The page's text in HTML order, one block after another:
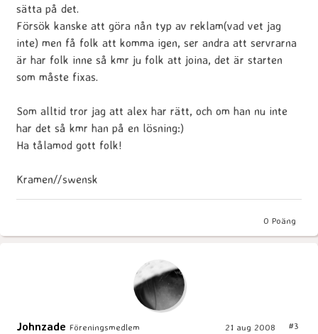
sätta på det.
Försök kanske att göra nån typ av reklam(vad vet jag
inte) men få folk att komma igen, ser andra att servrarna
är har folk inne så kmr ju folk att joina, det är starten
som måste fixas.
Som alltid tror jag att alex har rätt, och om han nu inte
har det så kmr han på en lösning:)
Ha tålamod gott folk!
Kramen//swensk
0 Poäng
Johnzade Föreningsmedlem 21 aug 2008 #3